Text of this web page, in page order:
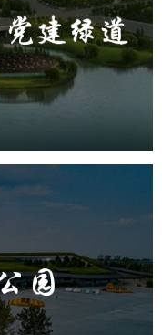
慧公园
智能步道
平台
慧公园